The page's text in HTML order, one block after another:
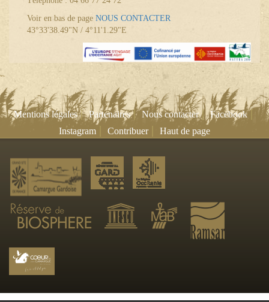
Voir en bas de page NOUS CONTACTER
43°33'38.49"N / 4°11'1.29"E
Mentions légales|Partenaires|Nous contacter|Facebook|
Instagram Contribuer| Haut de page